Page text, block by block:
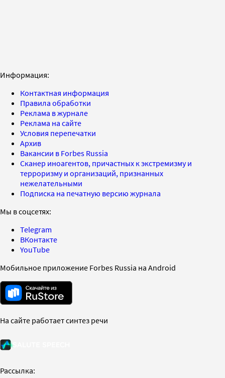
Информация:
Контактная информация
Правила обработки
Реклама в журнале
Реклама на сайте
Условия перепечатки
Архив
Вакансии в Forbes Russia
Сканер иноагентов, причастных к экстремизму и
терроризму и организаций, признанных
нежелательными
Подписка на печатную версию журнала
Мы в соцсетях:
Telegram
ВКонтакте
YouTube
Мобильное приложение Forbes Russia на Android
На сайте работает синтез речи
Рассылка: